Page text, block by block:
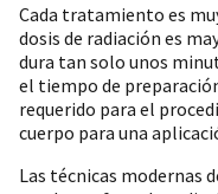
Cada tratamiento es
dosis de radiación es
dura tan solo unos
el tiempo de
requerido para el
cuerpo para una
Las técnicas modernas